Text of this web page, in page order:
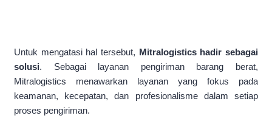
Untuk mengatasi hal tersebut, Mitralogistics hadir sebagai
solusi. Sebagai layanan pengiriman barang berat,
Mitralogistics menawarkan layanan yang fokus pada
keamanan, kecepatan, dan profesionalisme dalam setiap
proses pengiriman.